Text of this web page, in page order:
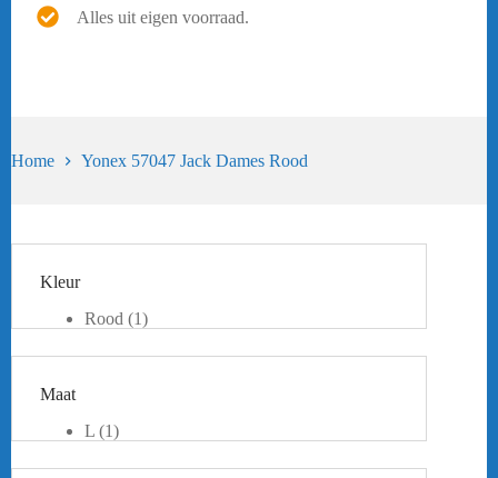
Alles uit eigen voorraad.
Home Yonex 57047 Jack Dames Rood
Kleur
Rood (1)
Maat
L (1)